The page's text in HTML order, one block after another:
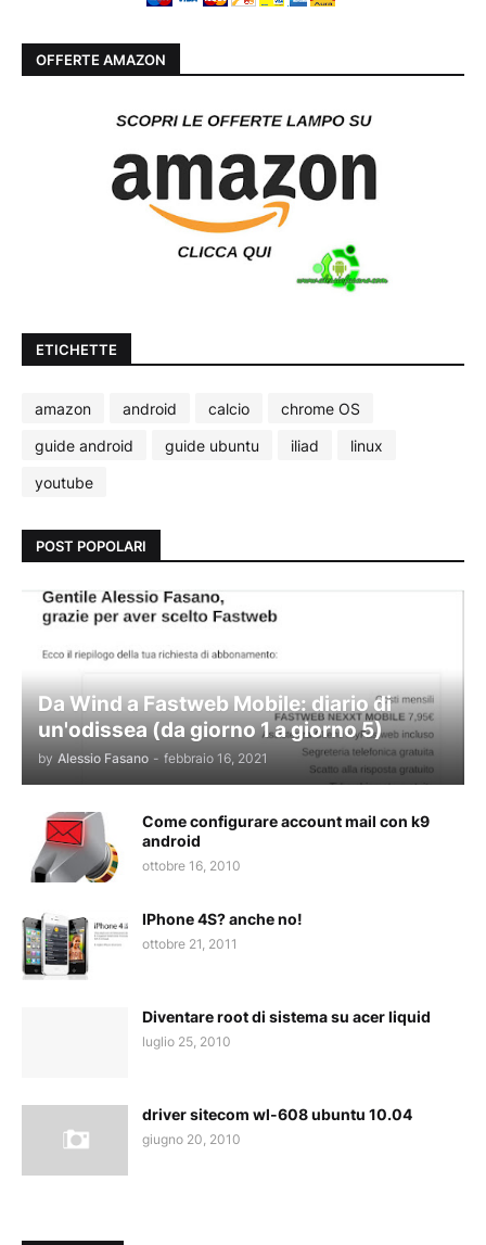
OFFERTE AMAZON
ETICHETTE
amazon android calcio
chrome OS
guide android
guide ubuntu iliad
linux
youtube
POST POPOLARI
Da Wind a Fastweb Mobile: diario di
un'odissea (da giorno 1 a giorno 5)
by Alessio Fasano - febbraio 16, 2021
Come configurare account mail con k9
android
ottobre 16, 2010
IPhone 4S? anche no!
ottobre 21, 2011
Diventare root di sistema su acer liquid
luglio 25, 2010
driver sitecom wl-608 ubuntu 10.04
giugno 20, 2010